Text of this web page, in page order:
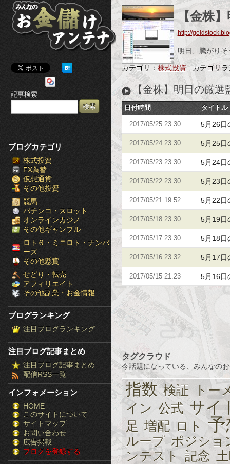
み
ん
な
の
お
金
儲
け
ア
ン
テ
ナ
［ブ
ロ
グ
ラ
ン
キ
ン
グ］-
株
FX
競
馬
記事検索
ブログカテゴリ
株式投資
FX為替
仮想通貨
その他投資
競馬
パチンコ・スロット
オンラインカジノ
その他ギャンブル
ロト６・ミニロト・ナンバ
ーズ
その他懸賞
せどり・転売
アフィリエイト
その他副業・お金情報
ブログランキング
注目ブログランキング
注目ブログ記事まとめ
注目ブログ記事まとめ
配信RSS一覧
インフォメーション
HOME
このサイトについて
サイトマップ
お問い合わせ
広告掲載
ブログを登録する
【金株
http://
明日、騰がり
カテゴリ： 株式投資 カテゴリ
【金株】明日の厳選
日付時間 タイトル
2017/05/25 23:30 5月26日
2017/05/24 23:30 5月25日
2017/05/23 23:30 5月24日
2017/05/22 23:30 5月23日
2017/05/21 19:52 5月22日
2017/05/18 23:30 5月19日
2017/05/17 23:30 5月18日
2017/05/16 23:32 5月17日
2017/05/15 21:23 5月16日
タグクラウド
今話題になっている、みんなの
指数 検証
トー
イン 公式 サイ
足 増配 ロト 予
ループ ポジショ
ンテスト
記念